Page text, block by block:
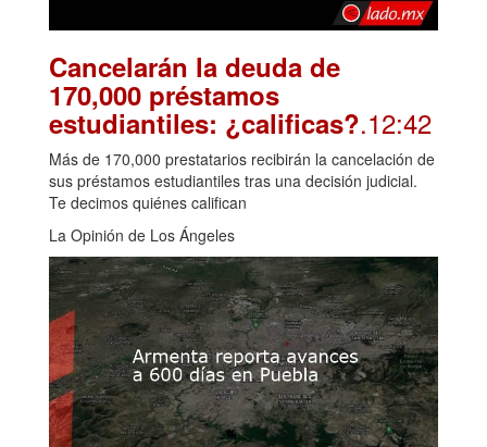
Cancelarán la deuda de
170,000 préstamos
estudiantiles: ¿calificas?.12:42
Más de 170,000 prestatarios recibirán la cancelación de
sus préstamos estudiantiles tras una decisión judicial.
Te decimos quiénes califican
La Opinión de Los Ángeles